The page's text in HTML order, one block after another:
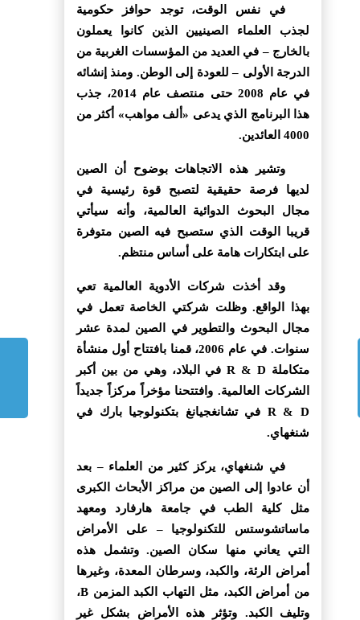
في نفس الوقت، توجد حوافز حكومية
لجذب العلماء الصينيين الذين كانوا يعملون
بالخارج – في العديد من المؤسسات الغربية من
الدرجة الأولى – للعودة إلى الوطن. ومنذ إنشائه
في عام 2008 حتى منتصف عام 2014، جذب
هذا البرنامج الذي يدعى «ألف مواهب» أكثر من
4000 العائدين.
وتشير هذه الاتجاهات بوضوح أن الصين
لديها فرصة حقيقية لتصبح قوة رئيسية في
مجال البحوث الدوائية العالمية، وأنه سيأتي
قريبا الوقت الذي ستصبح فيه الصين متوفرة
على ابتكارات هامة على أساس منتظم.
وقد أخذت شركات الأدوية العالمية تعي
بهذا الواقع. وظلت شركتي الخاصة تعمل في
مجال البحوث والتطوير في الصين لمدة عشر
سنوات. في عام 2006، قمنا بافتتاح أول منشأة
متكاملة R & D في البلاد، وهي من بين أكبر
الشركات العالمية. وافتتحنا مؤخراً مركزاً جديداً
R & D في تشانغجيانغ بتكنولوجيا بارك في
شنغهاي.
في شنغهاي، يركز كثير من العلماء – بعد
أن عادوا إلى الصين من مراكز الأبحاث الكبرى
مثل كلية الطب في جامعة هارفارد ومعهد
ماساتشوستس للتكنولوجيا – على الأمراض
التي يعاني منها سكان الصين. وتشمل هذه
أمراض الرئة، والكبد، وسرطان المعدة، وغيرها
من أمراض الكبد، مثل التهاب الكبد المزمن B،
وتليف الكبد. وتؤثر هذه الأمراض بشكل غير